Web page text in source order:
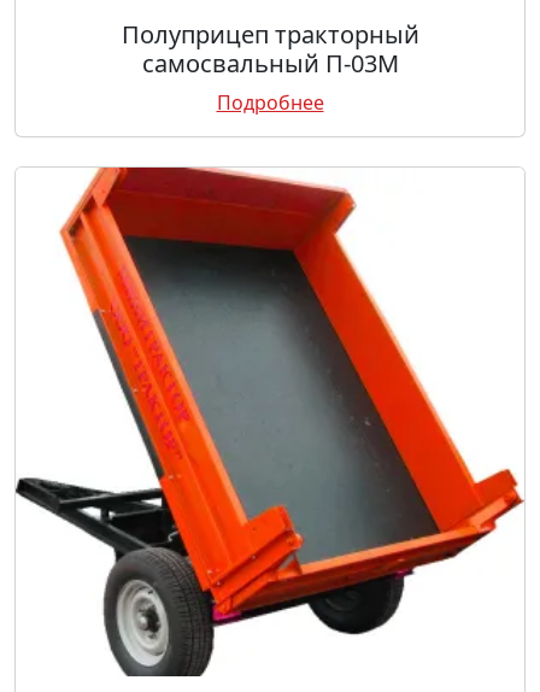
Полуприцеп тракторный
самосвальный П-03М
Подробнее